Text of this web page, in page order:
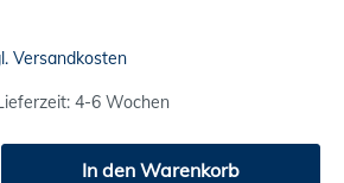
Versandkosten
4-6 Wochen
In den Warenkorb